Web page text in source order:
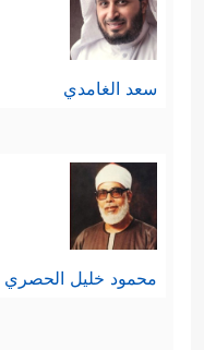
سعد الغامدي
محمود خليل الحصري